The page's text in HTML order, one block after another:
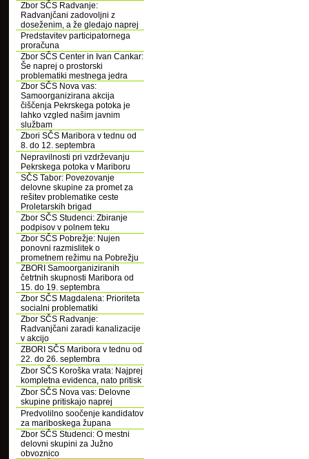
Zbor SČS Radvanje:
Radvanjčani zadovoljni z
doseženim, a že gledajo naprej
Predstavitev participatornega
proračuna
Zbor SČS Center in Ivan Cankar:
Še naprej o prostorski
problematiki mestnega jedra
Zbor SČS Nova vas:
Samoorganizirana akcija
čiščenja Pekrskega potoka je
lahko vzgled našim javnim
službam
Zbori SČS Maribora v tednu od
8. do 12. septembra
Nepravilnosti pri vzdrževanju
Pekrskega potoka v Mariboru
SČS Tabor: Povezovanje
delovne skupine za promet za
rešitev problematike ceste
Proletarskih brigad
Zbor SČS Studenci: Zbiranje
podpisov v polnem teku
Zbor SČS Pobrežje: Nujen
ponovni razmislitek o
prometnem režimu na Pobrežju
ZBORI Samoorganiziranih
četrtnih skupnosti Maribora od
15. do 19. septembra
Zbor SČS Magdalena: Prioriteta
socialni problematiki
Zbor SČS Radvanje:
Radvanjčani zaradi kanalizacije
v akcijo
ZBORI SČS Maribora v tednu od
22. do 26. septembra
Zbor SČS Koroška vrata: Najprej
kompletna evidenca, nato pritisk
Zbor SČS Nova vas: Delovne
skupine pritiskajo naprej
Predvolilno soočenje kandidatov
za mariboskega župana
Zbor SČS Studenci: O mestni
delovni skupini za Južno
obvoznico